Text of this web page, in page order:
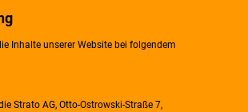
Inhalte unserer Website bei folgendem
Strato AG, Otto-Ostrowski-Straße 7,